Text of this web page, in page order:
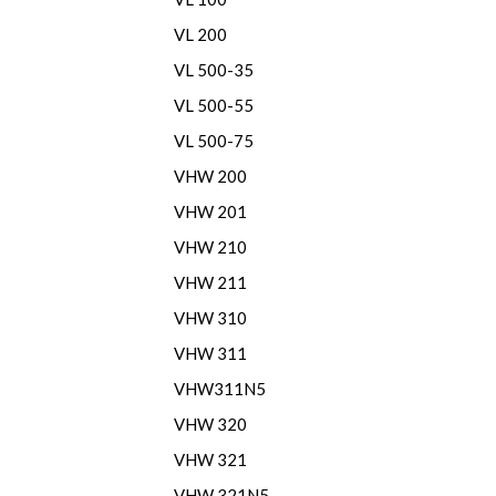
VL 200
VL 500-35
VL 500-55
VL 500-75
VHW 200
VHW 201
VHW 210
VHW 211
VHW 310
VHW 311
VHW311N5
VHW 320
VHW 321